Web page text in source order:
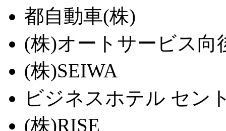
都自動車(株)
(株)オートサービス向
(株)SEIWA
ビジネスホテル セン
(株)RISE